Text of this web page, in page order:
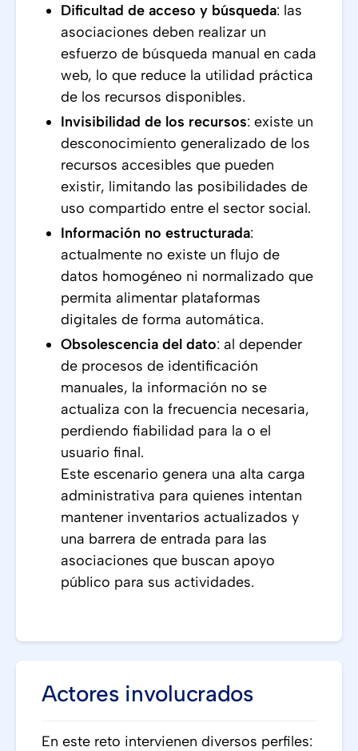
Dificultad de acceso y búsqueda: las
asociaciones deben realizar un
esfuerzo de búsqueda manual en cada
web, lo que reduce la utilidad práctica
de los recursos disponibles.
Invisibilidad de los recursos: existe un
desconocimiento generalizado de los
recursos accesibles que pueden
existir, limitando las posibilidades de
uso compartido entre el sector social.
Información no estructurada:
actualmente no existe un flujo de
datos homogéneo ni normalizado que
permita alimentar plataformas
digitales de forma automática.
Obsolescencia del dato: al depender
de procesos de identificación
manuales, la información no se
actualiza con la frecuencia necesaria,
perdiendo fiabilidad para la o el
usuario final.
Este escenario genera una alta carga
administrativa para quienes intentan
mantener inventarios actualizados y
una barrera de entrada para las
asociaciones que buscan apoyo
público para sus actividades.
Actores involucrados
En este reto intervienen diversos perfiles: